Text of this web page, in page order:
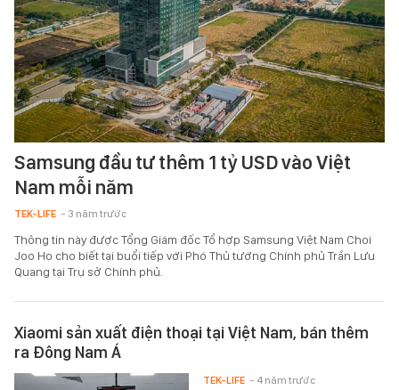
Samsung đầu tư thêm 1 tỷ USD vào Việt
Nam mỗi năm
TEK-LIFE - 3 năm trước
Thông tin này được Tổng Giám đốc Tổ hợp Samsung Việt Nam Choi
Joo Ho cho biết tại buổi tiếp với Phó Thủ tướng Chính phủ Trần Lưu
Quang tại Trụ sở Chính phủ.
Xiaomi sản xuất điện thoại tại Việt Nam, bán thêm
ra Đông Nam Á
TEK-LIFE - 4 năm trước